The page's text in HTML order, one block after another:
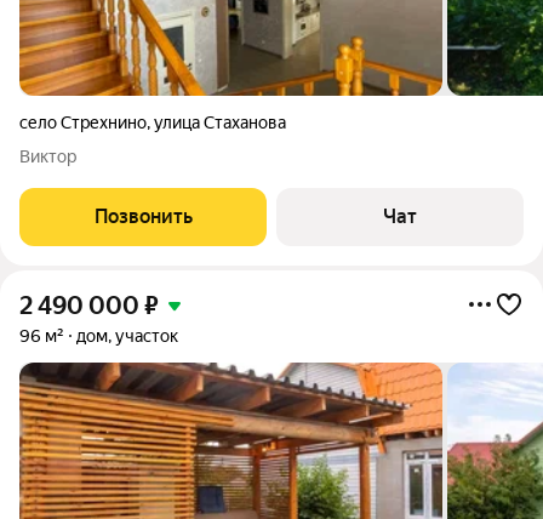
село Стрехнино,улица Стаханова
Виктор
Позвонить Чат
2 490 000 ₽
96 м² дом, участок